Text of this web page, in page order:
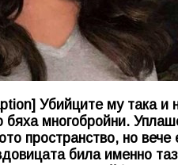
Убийците му така и
бяха многобройни.
пространство, но
била именно